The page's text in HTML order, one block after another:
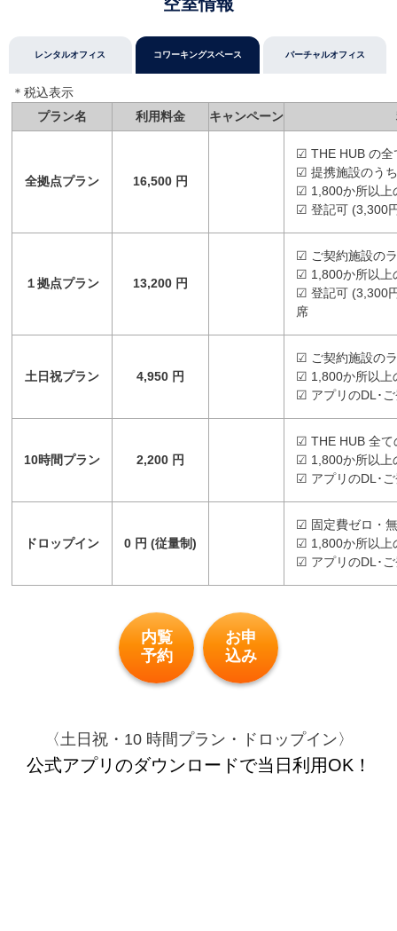
レンタルオフィス コワーキングスペース バーチャルオフィス
＊税込表⽰
プラン名
利用料金 キャンペーン
全拠点プラン 16,500 円
☑ THE HUB の全
☑ 提携施設のう
☑ 1,800か所以上
☑ 登記可 (3,300
１拠点プラン 13,200 円
☑ ご契約施設の
☑ 1,800か所以上
☑ 登記可 (3,300
席
土日祝プラン 4,950 円
☑ ご契約施設の
☑ 1,800か所以上
☑ アプリのDL･
10時間プラン 2,200 円
☑ THE HUB 全て
☑ 1,800か所以上
☑ アプリのDL･
ドロップイン 0 円 (従量制)
☑ 固定費ゼロ・
☑ 1,800か所以上
☑ アプリのDL･
内覧
予約
お申
込み
〈土日祝・10 時間プラン・ドロップイン〉
公式アプリのダウンロードで当日利用OK！